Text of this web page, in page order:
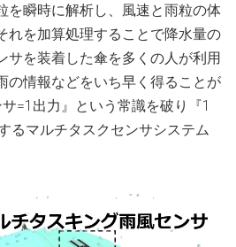
を瞬時に解析し、風速と雨粒の体
れを加算処理することで降水量の
サを装着した傘を多くの人が利用
の情報などをいち早く得ることが
=1出力』という常識を破り『1
るマルチタスクセンサシステム